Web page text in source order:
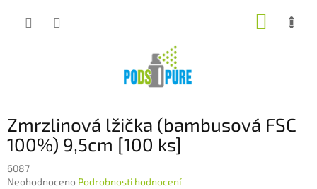
Zmrzlinová lžička (bambusová FSC
100%) 9,5cm [100 ks]
6087
Průměrné
Neohodnoceno Podrobnosti hodnocení